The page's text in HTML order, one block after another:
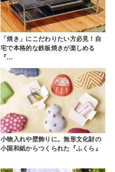
「焼き」にこだわりたい方必見！自
宅で本格的な鉄板焼きが楽しめる
『…
小物入れや壁飾りに。無形文化財の
小国和紙からつくられた『ふくら』